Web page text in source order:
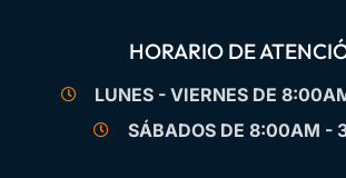
HORARIO DE
LUNES - VIERNES DE
SÁBADOS DE 8:00AM -